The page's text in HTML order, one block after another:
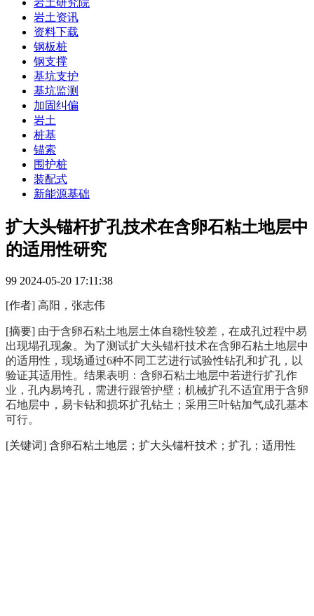
岩土研究院
岩土资讯
资料下载
钢板桩
钢支撑
基坑支护
基坑监测
加固纠偏
岩土
桩基
锚索
围护桩
装配式
新能源基础
扩大头锚杆扩孔技术在含卵石粘土地层中
的适用性研究
99 2024-05-20 17:11:38
[作者] 高阳，张志伟
[摘要] 由于含卵石粘土地层土体自稳性较差，在成孔过程中易
出现塌孔现象。为了测试扩大头锚杆技术在含卵石粘土地层中
的适用性，现场通过6种不同工艺进行试验性钻孔和扩孔，以
验证其适用性。结果表明：含卵石粘土地层中若进行扩孔作
业，孔内易垮孔，需进行跟管护壁；机械扩孔不适宜用于含卵
石地层中，易卡钻和损坏扩孔钻土；采用三叶钻加气成孔基本
可行。
[关键词] 含卵石粘土地层；扩大头锚杆技术；扩孔；适用性